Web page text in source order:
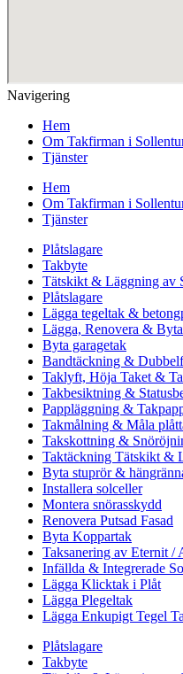
Navigering
Hem
Om Takfirman i
Tjänster
Hem
Om Takfirman i
Tjänster
Plåtslagare
Takbyte
Tätskikt & Läggning av
Plåtslagare
Lägga tegeltak &
Lägga, Renovera &
Byta garagetak
Bandtäckning &
Taklyft, Höja Taket &
Takbesiktning &
Pappläggning &
Takmålning & Måla
Takskottning &
Taktäckning Tätskikt &
Byta stuprör &
Installera solceller
Montera snörasskydd
Renovera Putsad Fasad
Byta Koppartak
Taksanering av Eternit /
Infällda & Integrerade
Lägga Klicktak i Plåt
Lägga Plegeltak
Lägga Enkupigt Tegel
Plåtslagare
Takbyte